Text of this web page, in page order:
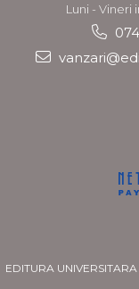
Luni - Vineri
EDITURA UNIVERSITARA